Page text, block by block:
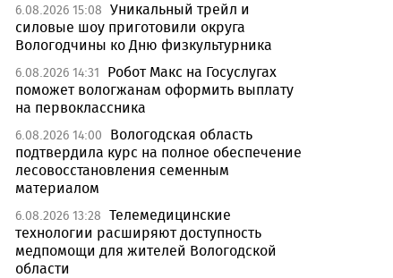
6.08.2026 15:08 Уникальный трейл и
силовые шоу приготовили округа
Вологодчины ко Дню физкультурника
6.08.2026 14:31
Робот Макс на Госуслугах
поможет вологжанам оформить выплату
на первоклассника
6.08.2026 14:00
Вологодская область
подтвердила курс на полное обеспечение
лесовосстановления семенным
материалом
6.08.2026 13:28 Телемедицинские
технологии расширяют доступность
медпомощи для жителей Вологодской
области